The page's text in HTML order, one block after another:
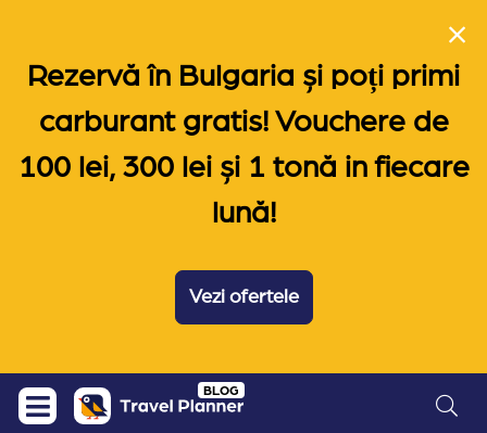
Rezervă în Bulgaria și poți primi
carburant gratis! Vouchere de
100 lei, 300 lei și 1 tonă in fiecare
lună!
Vezi ofertele
Skip
BLOG